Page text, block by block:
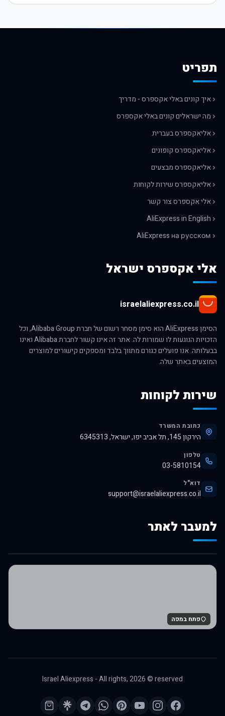
תפריט
איך קונים באלי אקספרס - מדריך
מה ישראלים קונים באלי אקספרס
אליאקספרס בעברית
אליאקספרס קופונים
אליאקספרס מבצעים
אליאקספרס שירות לקוחות
אלי אקספרס צור קשר
AliExpress in English
AliExpress на русском
אלי אקספרס ישראל
israelaliexpress.co.il
הסימן AliExpress הוא סימן מסחר רשום של חברת Alibaba Group, וכל
הזכויות הנוגעות לו שמורות לה. אתר זה אינו קשור לחברת Alibaba ואינו
בבעלותה. אנו פועלים כגורם מתווך בלבד ומספקים קישורים למוצרים
המוצעים באתר שלה.
שירות לקוחות
כתובת המשרד
הירקון 145, תל אביב יפו, ישראל, 6345313
טלפון
03-5810154
דוא"ל
support@israelaliexpress.co.il
למעבר לאתר
לרכישה באלי אקספרס
פתח במפה
Israel Aliexpress - All rights,2026© reserved